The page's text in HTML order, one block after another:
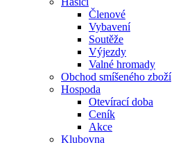
Členové
Vybavení
Soutěže
Výjezdy
Valné hromady
Obchod smíšeného zboží
Hospoda
Otevírací doba
Ceník
Akce
Klubovna